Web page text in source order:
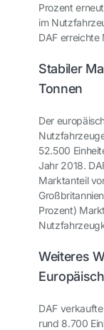
Prozent
im
DAF erreichte
Stabiler
Tonnen
Der
52.500
Jahr 2018.
Marktanteil
Prozent)
Weiteres
DAF
rund 8.700